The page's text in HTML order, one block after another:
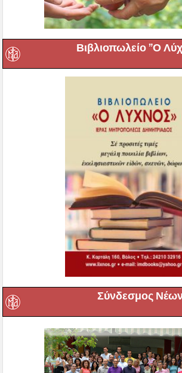
Βιβλιοπωλείο ”Ο
Σύνδεσμος